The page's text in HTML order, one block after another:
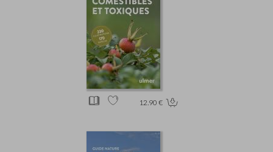
12.90 €